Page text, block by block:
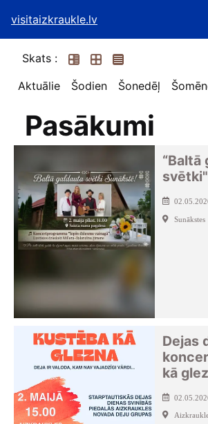
visitaizkraukle.lv
Skats :
Aktuālie
Šodien Šonedēļ
Pasākumi
“Baltā
Dejas
kā